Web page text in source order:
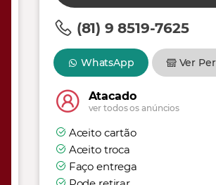
(81) 9 8519-7625
WhatsApp Ver
Atacado
ver todos os anúncios
Aceito cartão
Aceito troca
Faço entrega